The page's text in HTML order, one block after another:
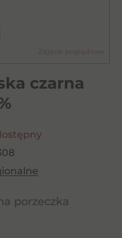
czarna
porzeczka